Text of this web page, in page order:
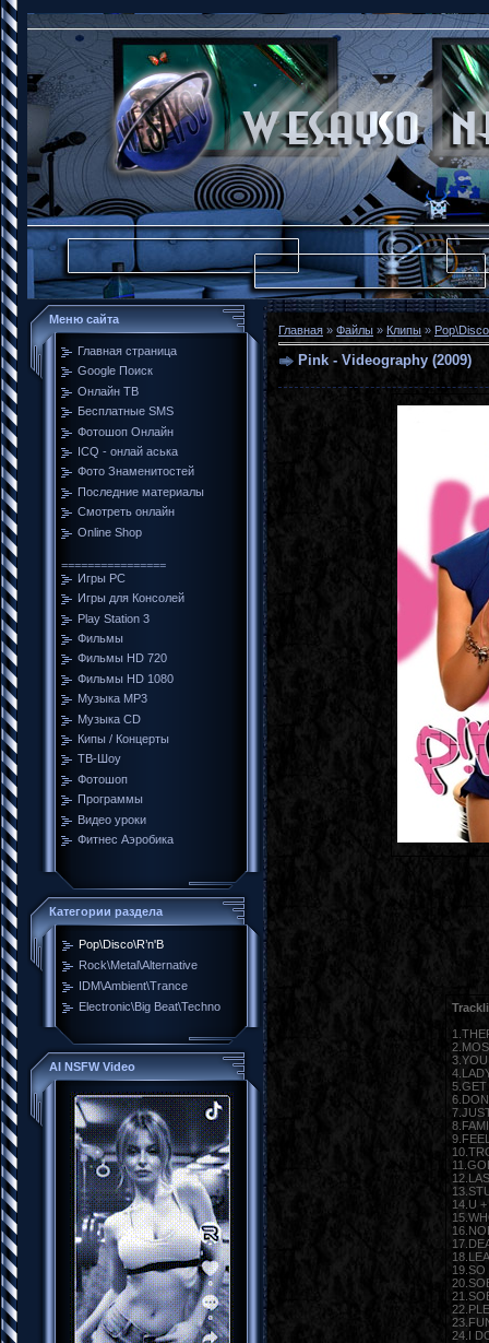
Меню сайта
Главная страница
Google Поиск
Онлайн ТВ
Бесплатные SMS
Фотошоп Онлайн
ICQ - онлай аська
Фото Знаменитостей
Последние материалы
Смотреть онлайн
Online Shop
================
Игры PC
Игры для Консолей
Play Station 3
Фильмы
Фильмы HD 720
Фильмы HD 1080
Музыка MP3
Музыка CD
Кипы / Концерты
ТВ-Шоу
Фотошоп
Программы
Видео уроки
Фитнес Аэробика
Категории раздела
Pop\Disco\R’n'B
Rock\Metal\Alternative
IDM\Ambient\Trance
Electronic\Big Beat\Techno
AI NSFW Video
Главная » Файлы » Клипы »
Pink - Videography (2009)
5.GET
14.U
19.SO
24.I